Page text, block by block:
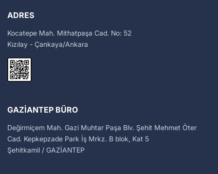
ADRES
Kocatepe Mah. Mithatpaşa Cad. No: 52
Kızılay - Çankaya/Ankara
GAZIANTEP BÜRO
Değirmiçem Mah. Gazi Muhtar Paşa Blv. Şehit Mehmet Öter
Cad. Kepkepzade Park İş Mrkz. B blok, Kat 5
Şehitkamil / GAZİANTEP